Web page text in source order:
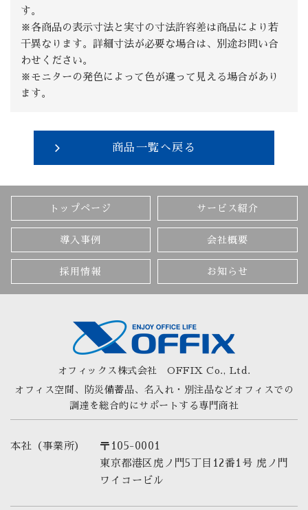
す。
※各商品の表示寸法と実寸の寸法許容差は商品により若
干異なります。詳細寸法が必要な場合は、別途お問い合
わせください。
※モニターの発色によって色が違って見える場合があり
ます。
商品一覧へ戻る
トップページ サービス紹介
導入事例 会社概要
採用情報 お知らせ
オフィックス株式会社 OFFIX Co., Ltd.
オフィス空間、防災備蓄品、名入れ・別注品など オフィスでの
調達を総合的にサポートする専門商社
本社（事業所）
〒105-0001
東京都港区虎ノ門5丁目12番1号 虎ノ門
ワイコービル